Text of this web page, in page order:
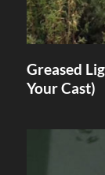
Greased
Your Cast)